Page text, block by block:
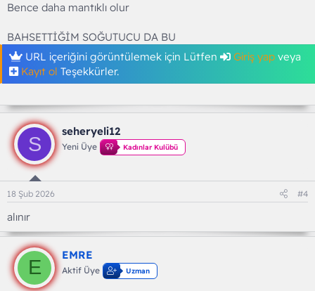
Bence daha mantıklı olur
BAHSETTİĞİM SOĞUTUCU DA BU
URL içeriğini görüntülemek için Lütfen
Giriş yap veya
Kayıt ol Teşekkürler.
S
seheryeli12
Yeni Üye Kadınlar Kulübü
18 Şub 2026 #4
alınır
E
EMRE
Aktif Üye Uzman